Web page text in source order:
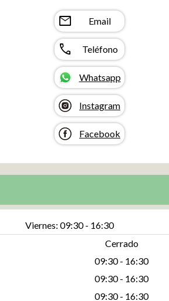
mail Email
call Teléfono
Whatsapp
Instagram
Facebook
Viernes: 09:30 - 16:30
Cerrado
09:30 - 16:30
09:30 - 16:30
09:30 - 16:30